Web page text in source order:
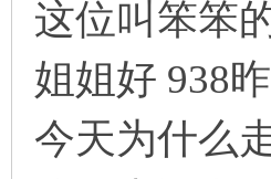
这位叫笨笨
姐姐好 938
今天为什么